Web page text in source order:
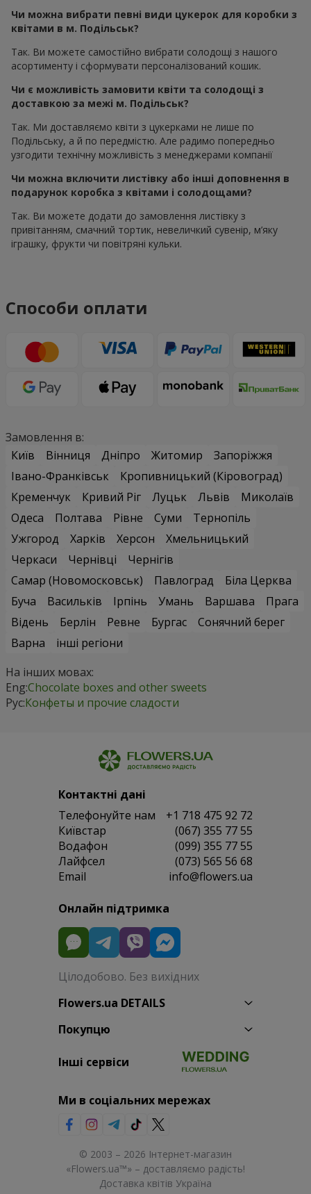
Чи можна вибрати певні види цукерок для коробки з
квітами в м. Подільськ?
Так. Ви можете самостійно вибрати солодощі з нашого
асортименту і сформувати персоналізований кошик.
Чи є можливість замовити квіти та солодощі з
доставкою за межі м. Подільськ?
Так. Ми доставляємо квіти з цукерками не лише по
Подільську, а й по передмістю. Але радимо попередньо
узгодити технічну можливість з менеджерами компанії
Чи можна включити листівку або інші доповнення в
подарунок коробка з квітами і солодощами?
Так. Ви можете додати до замовлення листівку з
привітанням, смачний тортик, невеличкий сувенір, м’яку
іграшку, фрукти чи повітряні кульки.
Способи оплати
Замовлення в:
Київ
Вінниця Дніпро Житомир
Запоріжжя
Івано-Франківськ
Кропивницький (Кіровоград)
Кременчук
Кривий Ріг Луцьк Львів
Миколаїв
Одеса
Полтава Рівне Суми
Тернопіль
Ужгород
Харків Херсон
Хмельницький
Черкаси
Чернівці
Чернігів
Самар (Новомосковськ)
Павлоград
Біла Церква
Буча
Васильків Ірпінь Умань Варшава
Прага
Відень
Берлін Ревне Бургас
Сонячний берег
Варна
інші регіони
На інших мовах:
Eng:Chocolate boxes and other sweets
Рус:Конфеты и прочие сладости
Контактні дані
Телефонуйте нам
+1 718 475 92 72
Київстар
(067) 355 77 55
Водафон
(099) 355 77 55
Лайфсел
(073) 565 56 68
Email
info@flowers.ua
Онлайн підтримка
Цілодобово. Без вихідних
Flowers.ua DETAILS
Покупцю
Інші сервіси
Ми в соціальних мережах
© 2003 – 2026 Інтернет-магазин
«Flowers.ua™» – доставляємо радість!
Доставка квітів Україна